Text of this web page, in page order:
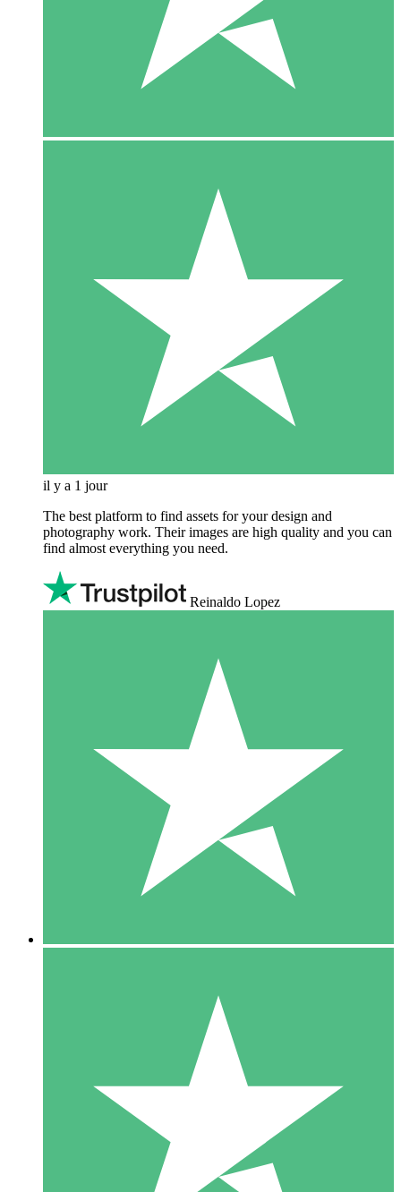
il y a 1 jour
The best platform to find assets for your design and
photography work. Their images are high quality and you can
find almost everything you need.
Reinaldo Lopez